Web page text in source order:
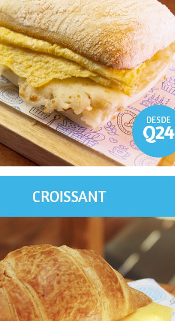
DESDE
Q24
CROISSANT